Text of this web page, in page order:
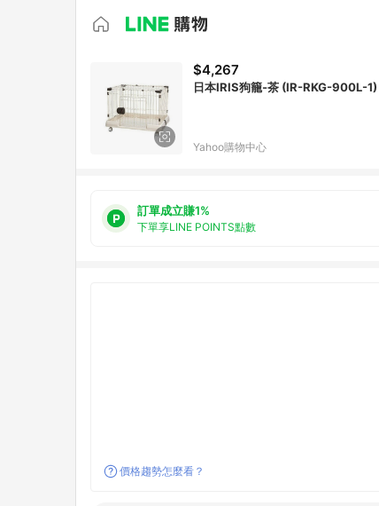
$4,267
日本IRIS狗籠-茶 (IR-RKG-900L-1)
Yahoo購物中心
訂單成立賺1%
下單享LINE POINTS點數
價格趨勢怎麼看？